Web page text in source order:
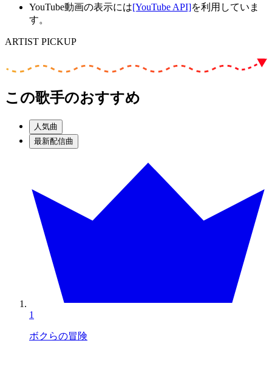
YouTube動画の表示には[YouTube API]を利用していま
す。
ARTIST PICKUP
この歌手のおすすめ
人気曲
最新配信曲
1
ボクらの冒険